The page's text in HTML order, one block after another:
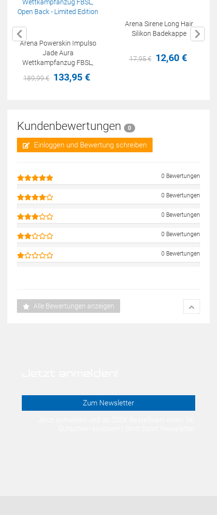
Arena Powerskin Impulso
Jade Aura
Wettkampfanzug FBSL,
Open Back - Limited Edition
189,99€ 133,95 €
Arena Sirene Long Hair
Silikon Badekappe
17,95€ 12,60 €
Kundenbewertungen 0
Einloggen und Bewertung schreiben
0 Bewertungen
0 Bewertungen
0 Bewertungen
0 Bewertungen
0 Bewertungen
Alle Bewertungen anzeigen
Zum Newsletter